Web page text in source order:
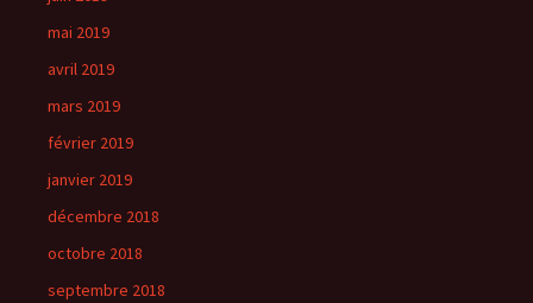
mai 2019
avril 2019
mars 2019
février 2019
janvier 2019
décembre 2018
octobre 2018
septembre 2018